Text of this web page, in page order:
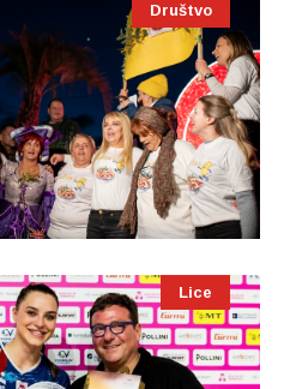
Društvo
Lice